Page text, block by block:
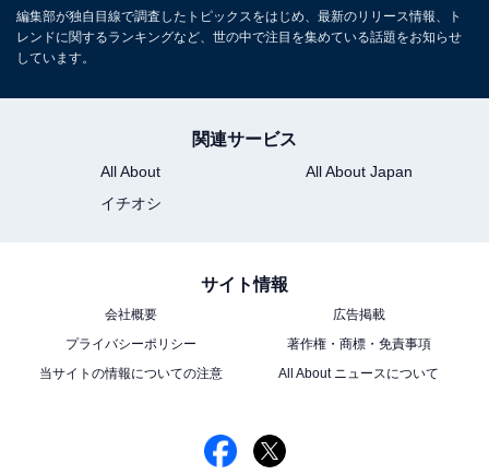
かっこいいと思う「近畿地方出身の男性芸能
府）」、1位は？
編集部が独自目線で調査したトピックスをはじめ、最新のリリース情報、ト
レンドに関するランキングなど、世の中で注目を集めている話題をお知らせ
しています。
関連サービス
All About
All About Japan
イチオシ
サイト情報
会社概要
広告掲載
プライバシーポリシー
著作権・商標・免責事項
当サイトの情報についての注意
All About ニュースについて